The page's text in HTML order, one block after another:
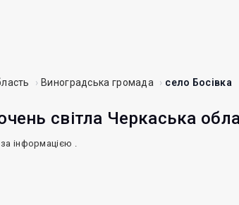
Виноградська громада село Босівка
світла Черкаська
інформацією .